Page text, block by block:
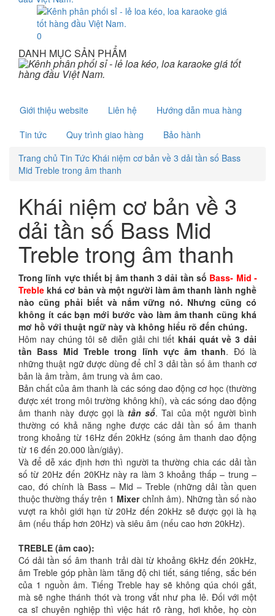
0
DANH MỤC SẢN PHẨM
Giới thiệu website Liên hệ
Hướng dẫn mua hàng
Tin tức
Quy trình giao hàng
Bảo hành
Trang chủ Tin Tức Khái niệm cơ bản về 3 dải tần số Bass
Mid Treble trong âm thanh
Khái niệm cơ bản về 3
dải tần số Bass Mid
Treble trong âm thanh
Trong lĩnh vực thiết bị âm thanh 3 dải tần số Bass- Mid -
Treble khá cơ bản và một người làm âm thanh lành nghề
nào cũng phải biết và nắm vững nó. Nhưng cũng có
không ít các bạn mới bước vào làm âm thanh cũng khá
mơ hồ với thuật ngữ này và không hiểu rõ đến chúng.
Hôm nay chúng tôi sẽ diễn giải chi tiết khái quát về 3 dải
tần Bass Mid Treble trong lĩnh vực âm thanh. Đó là
những thuật ngữ được dùng để chỉ 3 dải tần số âm thanh cơ
bản là âm trầm, âm trung và âm cao.
Bản chất của âm thanh là các sóng dao động cơ học (thường
được xét trong môi trường không khí), và các sóng dao động
âm thanh này được gọi làtần số. Tai của một người bình
thường có khả năng nghe được các dải tần số âm thanh
trong khoảng từ 16Hz đến 20kHz (sóng âm thanh dao động
từ 16 đến 20.000 lần/giây).
Và để dễ xác định hơn thì người ta thường chia các dải tần
số từ 20Hz đến 20KHz này ra làm 3 khoảng thấp – trung –
cao, đó chính là Bass – Mid – Treble (những dải tần quen
thuộc thường thấy trên 1 Mixerchỉnh âm). Những tần số nào
vượt ra khỏi giới hạn từ 20Hz đến 20kHz sẽ được gọi là hạ
âm (nếu thấp hơn 20Hz) và siêu âm (nếu cao hơn 20kHz).
TREBLE (âm cao):
Có dải tần số âm thanh trải dài từ khoảng 6kHz đến 20kHz,
âm Treble góp phần làm tăng độ chi tiết, sáng tiếng, sắc bén
của 1 nguồn âm. Tiếng Treble hay sẽ không qúa chói gắt,
mà sẽ nghe thánh thót và trong vắt như pha lê. Đối với một
ca sĩ chuyên nghiệp thì việc hát rõ ràng, hơi khỏe, họ còn